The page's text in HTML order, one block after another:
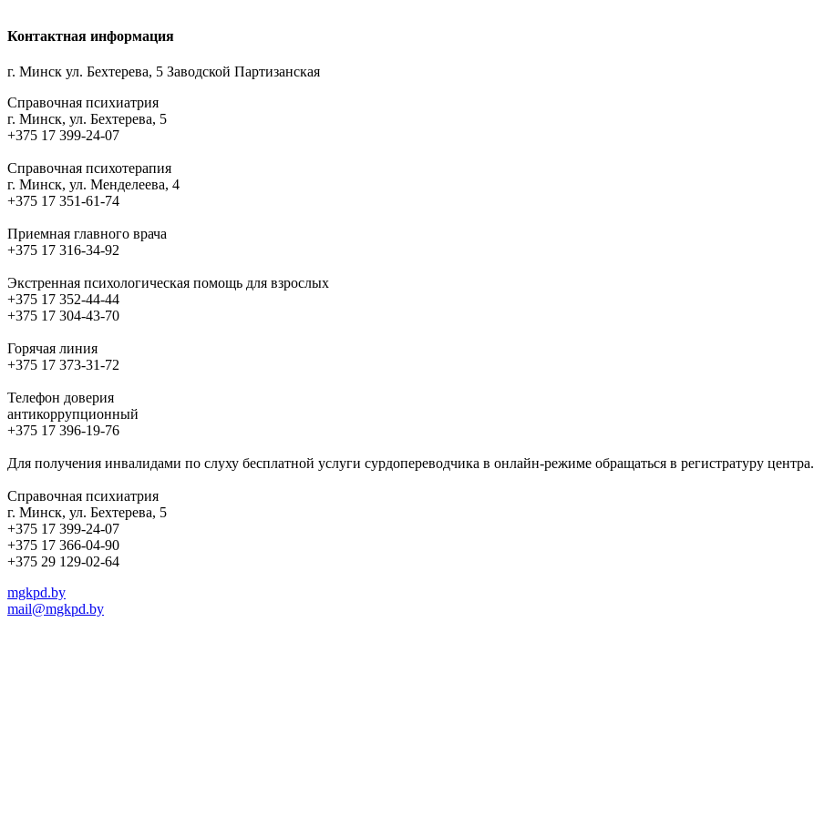
Контактная информация
г. Минск ул. Бехтерева, 5 Заводской Партизанская
Справочная психиатрия
г. Минск, ул. Бехтерева, 5
+375 17 399-24-07
Справочная психотерапия
г. Минск, ул. Менделеева, 4
+375 17 351-61-74
Приемная главного врача
+375 17 316-34-92
Экстренная психологическая помощь для взрослых
+375 17 352-44-44
+375 17 304-43-70
Горячая линия
+375 17 373-31-72
Телефон доверия
антикоррупционный
+375 17 396-19-76
Для получения инвалидами по слуху бесплатной услуги сурдопереводчика в онлайн-режиме обращаться в регистратуру центра.
Справочная психиатрия
г. Минск, ул. Бехтерева, 5
+375 17 399-24-07
+375 17 366-04-90
+375 29 129-02-64
mgkpd.by
mail@mgkpd.by